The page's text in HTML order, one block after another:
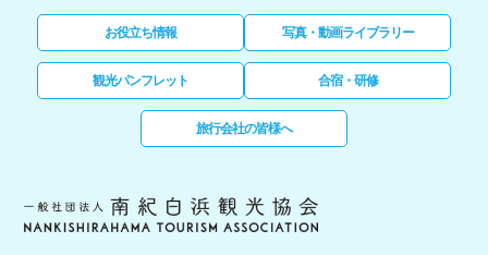
お役立ち情報 写真・動画ライブラリー
観光パンフレット 合宿・研修
旅行会社の皆様へ